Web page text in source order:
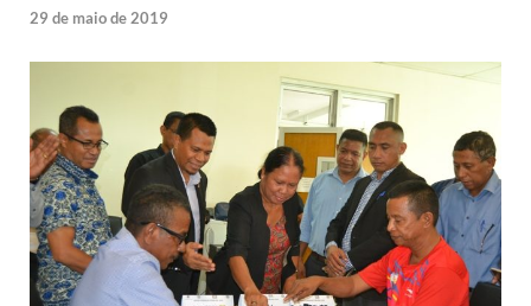
29 de maio de 2019